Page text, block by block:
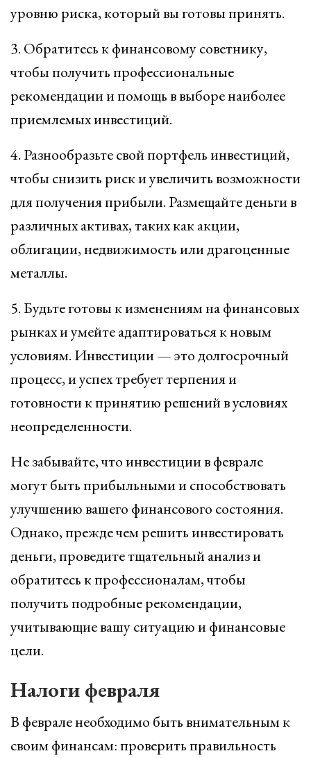
уровню риска, который вы готовы принять.
3. Обратитесь к финансовому советнику,
чтобы получить профессиональные
рекомендации и помощь в выборе наиболее
приемлемых инвестиций.
4. Разнообразьте свой портфель инвестиций,
чтобы снизить риск и увеличить возможности
для получения прибыли. Размещайте деньги в
различных активах, таких как акции,
облигации, недвижимость или драгоценные
металлы.
5. Будьте готовы к изменениям на финансовых
рынках и умейте адаптироваться к новым
условиям. Инвестиции — это долгосрочный
процесс, и успех требует терпения и
готовности к принятию решений в условиях
неопределенности.
Не забывайте, что инвестиции в феврале
могут быть прибыльными и способствовать
улучшению вашего финансового состояния.
Однако, прежде чем решить инвестировать
деньги, проведите тщательный анализ и
обратитесь к профессионалам, чтобы
получить подробные рекомендации,
учитывающие вашу ситуацию и финансовые
цели.
Налоги февраля
В феврале необходимо быть внимательным к
своим финансам: проверить правильность